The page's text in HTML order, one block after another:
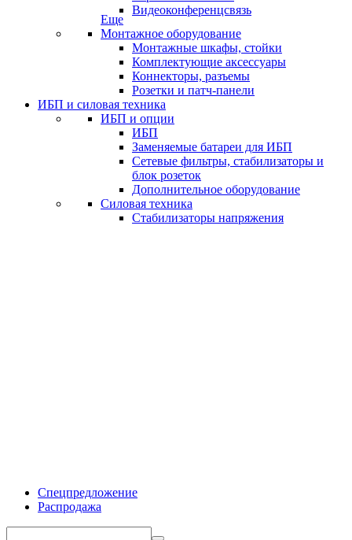
Видеоконференцсвязь
Еще
Монтажное оборудование
Монтажные шкафы, стойки
Комплектующие аксессуары
Коннекторы, разъемы
Розетки и патч-панели
ИБП и силовая техника
ИБП и опции
ИБП
Заменяемые батареи для ИБП
Сетевые фильтры, стабилизаторы и
блок розеток
Дополнительное оборудование
Силовая техника
Стабилизаторы напряжения
Спецпредложение
Распродажа